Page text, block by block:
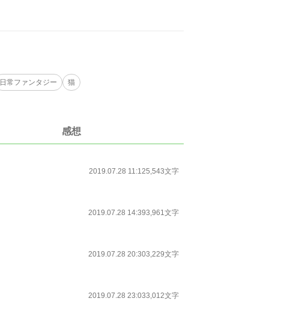
日常ファンタジー 猫
感想
2019.07.28 11:125,543文字
2019.07.28 14:393,961文字
2019.07.28 20:303,229文字
2019.07.28 23:033,012文字